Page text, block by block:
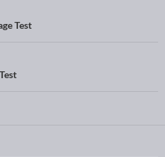
Test